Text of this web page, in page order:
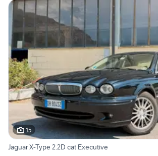
15
Jaguar X-Type 2.2D cat Executive